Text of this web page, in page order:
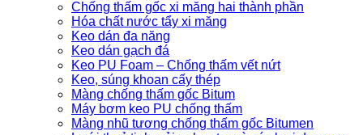
Chống thấm gốc xi măng hai thành phần
Hóa chất nước tẩy xi măng
Keo dán đa năng
Keo dán gạch đá
Keo PU Foam – Chống thấm vết nứt
Keo, súng khoan cấy thép
Màng chống thấm gốc Bitum
Máy bơm keo PU chống thấm
Màng nhũ tương chống thấm gốc Bitumen